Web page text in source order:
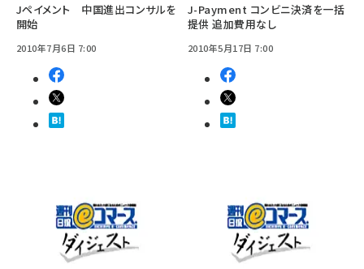
Jペイメント 中国進出コンサルを
開始
2010年7月6日 7:00
J-Payment コンビニ決済を一括
提供 追加費用なし
2010年5月17日 7:00